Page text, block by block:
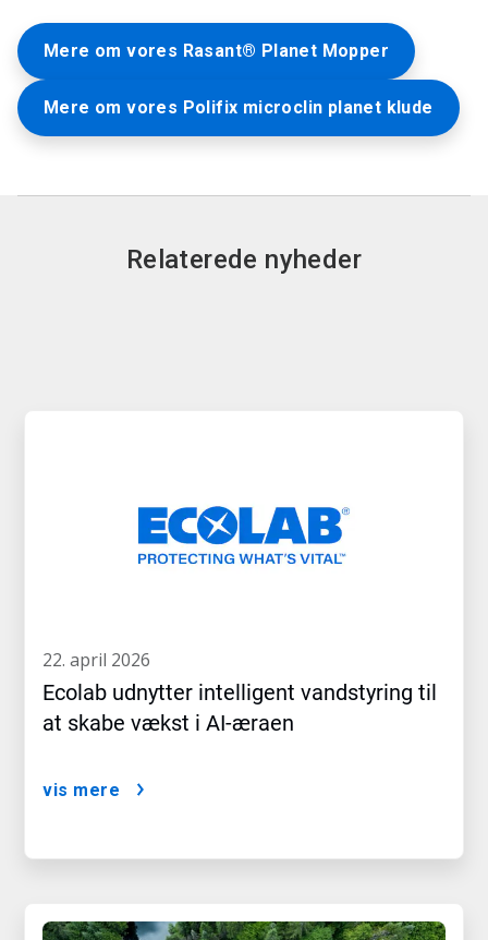
Mere om vores Rasant® Planet Mopper
Mere om vores Polifix microclin planet klude
Relaterede nyheder
22. april 2026
Ecolab udnytter intelligent vandstyring til
at skabe vækst i AI-æraen
vis mere